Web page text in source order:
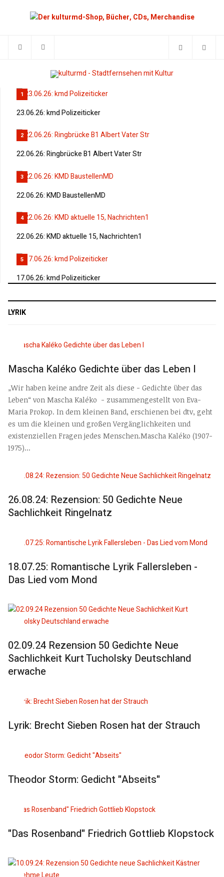
1
23.06.26: kmd Polizeiticker
2
22.06.26: Ringbrücke B1 Albert Vater Str
3
22.06.26: KMD BaustellenMD
4
22.06.26: KMD aktuelle 15, Nachrichten1
5
17.06.26: kmd Polizeiticker
LYRIK
Mascha Kaléko Gedichte über das Leben I
„Wir haben keine andre Zeit als diese - Gedichte über das
Leben“ von Mascha Kaléko - zusammengestellt von Eva-
Maria Prokop. In dem kleinen Band, erschienen bei dtv, geht
es um die kleinen und großen Vergänglichkeiten und
existenziellen Fragen jedes Menschen.Mascha Kaléko (1907-
1975)...
26.08.24: Rezension: 50 Gedichte Neue
Sachlichkeit Ringelnatz
18.07.25: Romantische Lyrik Fallersleben -
Das Lied vom Mond
02.09.24 Rezension 50 Gedichte Neue
Sachlichkeit Kurt Tucholsky Deutschland
erwache
Lyrik: Brecht Sieben Rosen hat der Strauch
Theodor Storm: Gedicht "Abseits"
"Das Rosenband" Friedrich Gottlieb Klopstock